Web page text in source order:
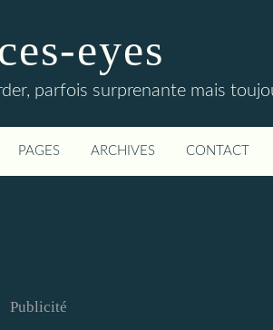
eyes
parfois surprenante mais
PAGES ARCHIVES CONTACT
Publicité